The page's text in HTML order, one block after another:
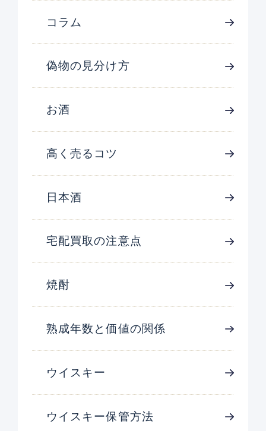
コラム
偽物の見分け方
お酒
高く売るコツ
日本酒
宅配買取の注意点
焼酎
熟成年数と価値の関係
ウイスキー
ウイスキー保管方法